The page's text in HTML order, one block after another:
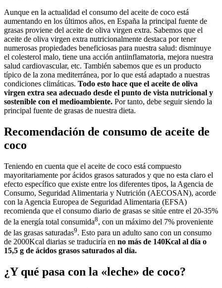
Aunque en la actualidad el consumo del aceite de coco está
aumentando en los últimos años, en España la principal fuente de
grasas proviene del aceite de oliva virgen extra. Sabemos que el
aceite de oliva virgen extra nutricionalmente destaca por tener
numerosas propiedades beneficiosas para nuestra salud: disminuye
el colesterol malo, tiene una acción antiinflamatoria, mejora nuestra
salud cardiovascular, etc. También sabemos que es un producto
típico de la zona mediterránea, por lo que está adaptado a nuestras
condiciones climáticas. Todo esto hace que el aceite de oliva
virgen extra sea adecuado desde el punto de vista nutricional y
sostenible con el medioambiente. Por tanto, debe seguir siendo la
principal fuente de grasas de nuestra dieta.
Recomendación de consumo de aceite de
coco
Teniendo en cuenta que el aceite de coco está compuesto
mayoritariamente por ácidos grasos saturados y que no esta claro el
efecto específico que existe entre los diferentes tipos, la Agencia de
Consumo, Seguridad Alimentaria y Nutrición (AECOSAN), acorde
con la Agencia Europea de Seguridad Alimentaria (EFSA)
recomienda que el consumo diario de grasas se sitúe entre el 20-35%
de la energía total consumida8, con un máximo del 7% proveniente
de las grasas saturadas9. Esto para un adulto sano con un consumo
de 2000Kcal diarias se traduciría en no más de 140Kcal al día o
15,5 g de ácidos grasos saturados al día.
¿Y qué pasa con la «leche» de coco?